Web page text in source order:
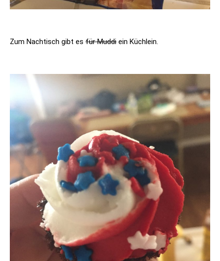
Zum Nachtisch gibt es für Muddi ein Küchlein.